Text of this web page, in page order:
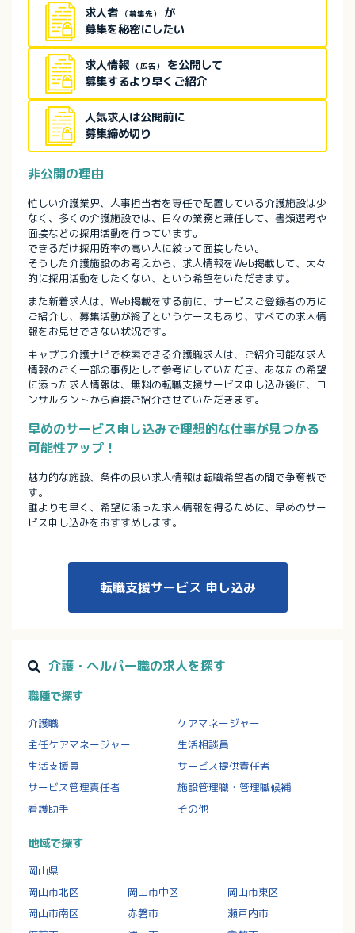
求人者 （募集先）
が
募集を秘密にしたい
求人情報 （広告）
を公開して
募集するより早くご紹介
人気求人は公開前に
募集締め切り
非公開の理由
忙しい介護業界、人事担当者を専任で配置している介護施設は少
なく、多くの介護施設では、日々の業務と兼任して、書類選考や
面接などの採用活動を行っています。
できるだけ採用確率の高い人に絞って面接したい。
そうした介護施設のお考えから、求人情報をWeb掲載して、大々
的に採用活動をしたくない、という希望をいただきます。
また新着求人は、Web掲載をする前に、サービスご登録者の方に
ご紹介し、募集活動が終了というケースもあり、すべての求人情
報をお見せできない状況です。
キャプラ介護ナビで検索できる介護職求人は、ご紹介可能な求人
情報のごく一部の事例として参考にしていただき、あなたの希望
に添った求人情報は、無料の転職支援サービス申し込み後に、コ
ンサルタントから直接ご紹介させていただきます。
早めのサービス申し込みで理想的な仕事が見つかる
可能性アップ！
魅力的な施設、条件の良い求人情報は転職希望者の間で争奪戦で
す。
誰よりも早く、希望に添った求人情報を得るために、早めのサー
ビス申し込みをおすすめします。
転職支援サービス 申し込み
介護・ヘルパー職の求人を探す
職種で探す
介護職
ケアマネージャー
主任ケアマネージャー
生活相談員
生活支援員
サービス提供責任者
サービス管理責任者
施設管理職・管理職候補
看護助手
その他
地域で探す
岡山県
岡山市北区
岡山市中区
岡山市東区
岡山市南区
赤磐市
瀬戸内市